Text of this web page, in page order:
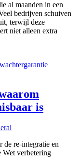
al maanden in een
bedrijven schuiven
terwijl deze
niet alleen extra
is
re-integratie en
Wet verbetering